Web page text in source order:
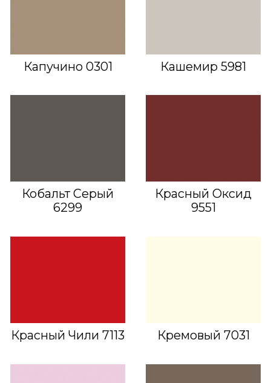
Капучино 0301 Кашемир 5981
Кобальт Серый
6299
Красный Оксид
9551
Красный Чили 7113 Кремовый 7031